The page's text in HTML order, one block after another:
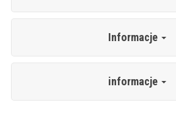
Informacje
informacje